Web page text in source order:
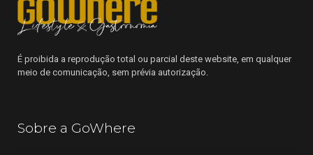
É proibida a reprodução total ou parcial deste website, em qualquer
meio de comunicação, sem prévia autorização.
Sobre a GoWhere